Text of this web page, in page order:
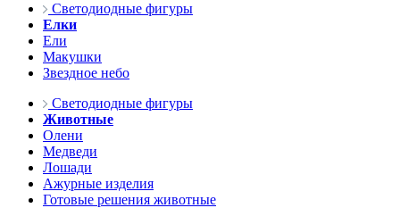
Светодиодные фигуры
Елки
Ели
Макушки
Звездное небо
Светодиодные фигуры
Животные
Олени
Медведи
Лошади
Ажурные изделия
Готовые решения животные